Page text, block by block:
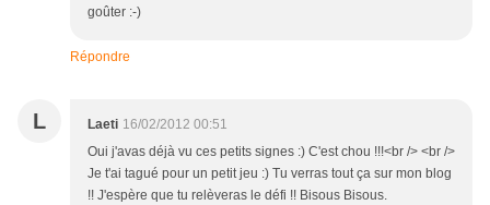
goûter :-)
Répondre
L Laeti 16/02/2012 00:51
Oui j'avas déjà vu ces petits signes :) C'est chou !!!<br /> <br />
Je t'ai tagué pour un petit jeu :) Tu verras tout ça sur mon blog
!! J'espère que tu relèveras le défi !! Bisous Bisous.